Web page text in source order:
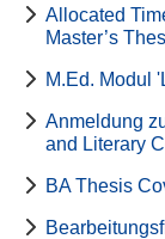
Allocated
Master’s
M.Ed. Modul
Anmeldung
and Literary
BA Thesis